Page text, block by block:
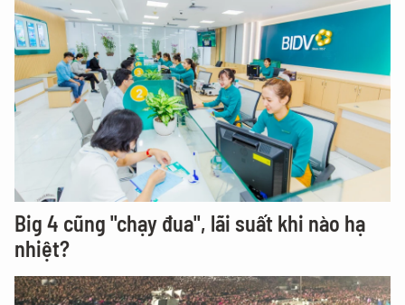
Big 4 cũng "chạy đua", lãi suất khi nào hạ
nhiệt?